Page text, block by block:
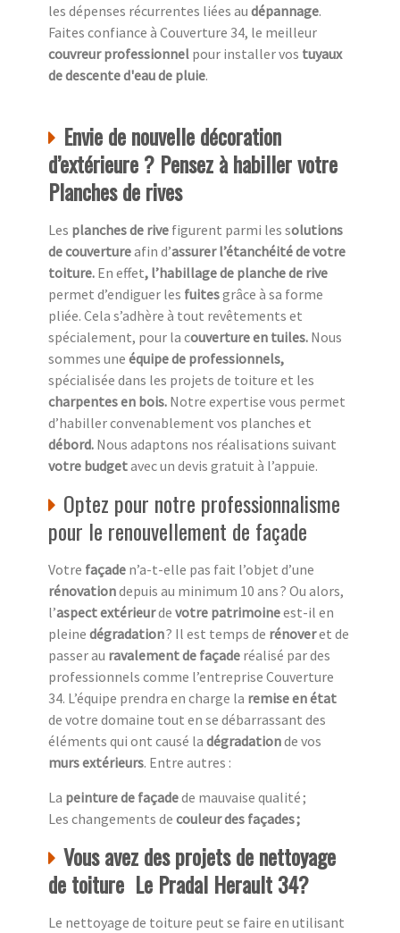
les dépenses récurrentes liées au dépannage.
Faites confiance à Couverture 34, le meilleur
couvreur professionnel pour installer vos tuyaux
de descente d'eau de pluie.
Envie de nouvelle décoration
d’extérieure ? Pensez à habiller votre
Planches de rives
Les planches de rive figurent parmi les solutions
de couvertureafin d’assurer l’étanchéité de votre
toiture. En effet, l’habillage de planche de rive
permet d’endiguer les fuitesgrâce à sa forme
pliée. Cela s’adhère à tout revêtements et
spécialement, pour la couverture en tuiles. Nous
sommes une équipe de professionnels,
spécialisée dans les projets de toiture et les
charpentes en bois. Notre expertise vous permet
d’habiller convenablement vos planches et
débord. Nous adaptons nos réalisations suivant
votre budgetavec un devis gratuit à l’appuie.
Optez pour notre professionnalisme
pour le renouvellement de façade
Votre façade n’a-t-elle pas fait l’objet d’une
rénovationdepuis au minimum 10 ans ? Ou alors,
l’aspect extérieurde votre patrimoineest-il en
pleine dégradation? Il est temps de rénoveret de
passer au ravalement de façade réalisé par des
professionnels comme l’entreprise Couverture
34. L’équipe prendra en charge la remise en état
de votre domaine tout en se débarrassant des
éléments qui ont causé la dégradationde vos
murs extérieurs. Entre autres :
La peinture de façadede mauvaise qualité ;
Les changements de couleur des façades ;
Vous avez des projets de nettoyage
de toiture Le Pradal Herault 34?
Le nettoyage de toiture peut se faire en utilisant